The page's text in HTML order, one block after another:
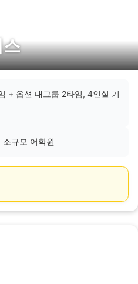
+ 옵션 대그룹 2타임, 4인실 기
소규모 어학원